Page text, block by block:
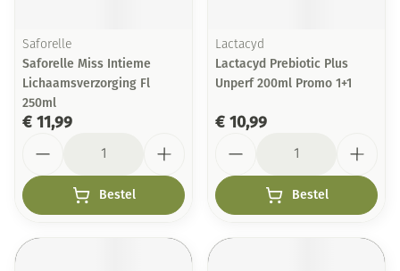
Saforelle
Saforelle Miss Intieme
Lichaamsverzorging Fl
250ml
€ 11,99
Bestel
Lactacyd
Lactacyd Prebiotic Plus
Unperf 200ml Promo 1+1
€ 10,99
Bestel